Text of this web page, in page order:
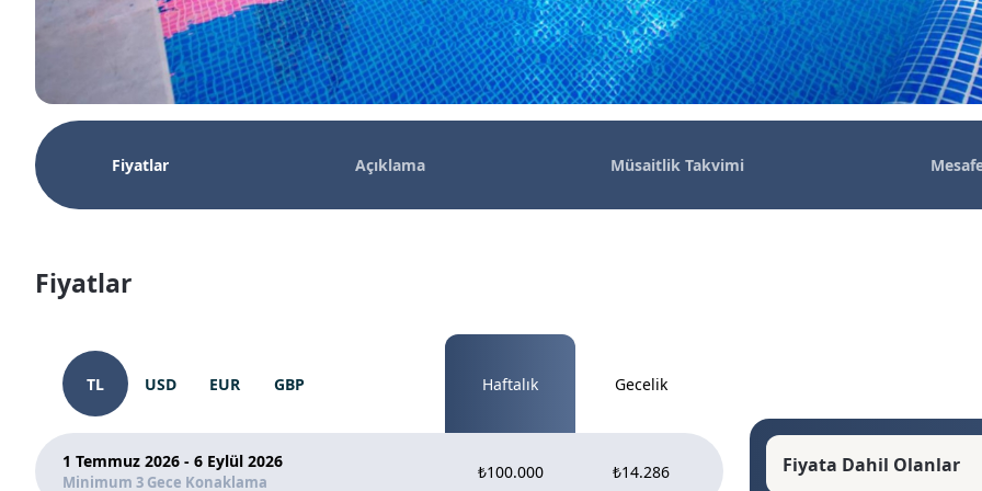
Fiyatlar Açıklama MüsaitlikTakvimi
Fiyatlar
TL USD EUR GBP Haftalık Gecelik
1 Temmuz 2026 - 6 Eylül 2026
Minimum 3 Gece Konaklama
₺100.000 ₺14.286 Fiyata Dahil Olanlar